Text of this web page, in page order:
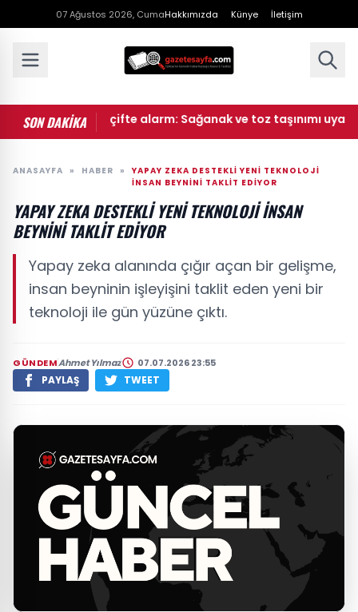
07 Ağustos 2026, CumaHakkımızda Künye İletişim
SON DAKİKAçifte alarm: Sağanak ve toz taşınımı uyarısı
ANASAYFA » HABER »
YAPAY ZEKA DESTEKLI YENI TEKNOLOJI
İNSAN BEYNINI TAKLIT EDIYOR
YAPAY ZEKA DESTEKLI YENI TEKNOLOJI İNSAN
BEYNINI TAKLIT EDIYOR
Yapay zeka alanında çığır açan bir gelişme,
insan beyninin işleyişini taklit eden yeni bir
teknoloji ile gün yüzüne çıktı.
GÜNDEMAhmet Yılmaz 07.07.2026 23:55
PAYLAŞ TWEET